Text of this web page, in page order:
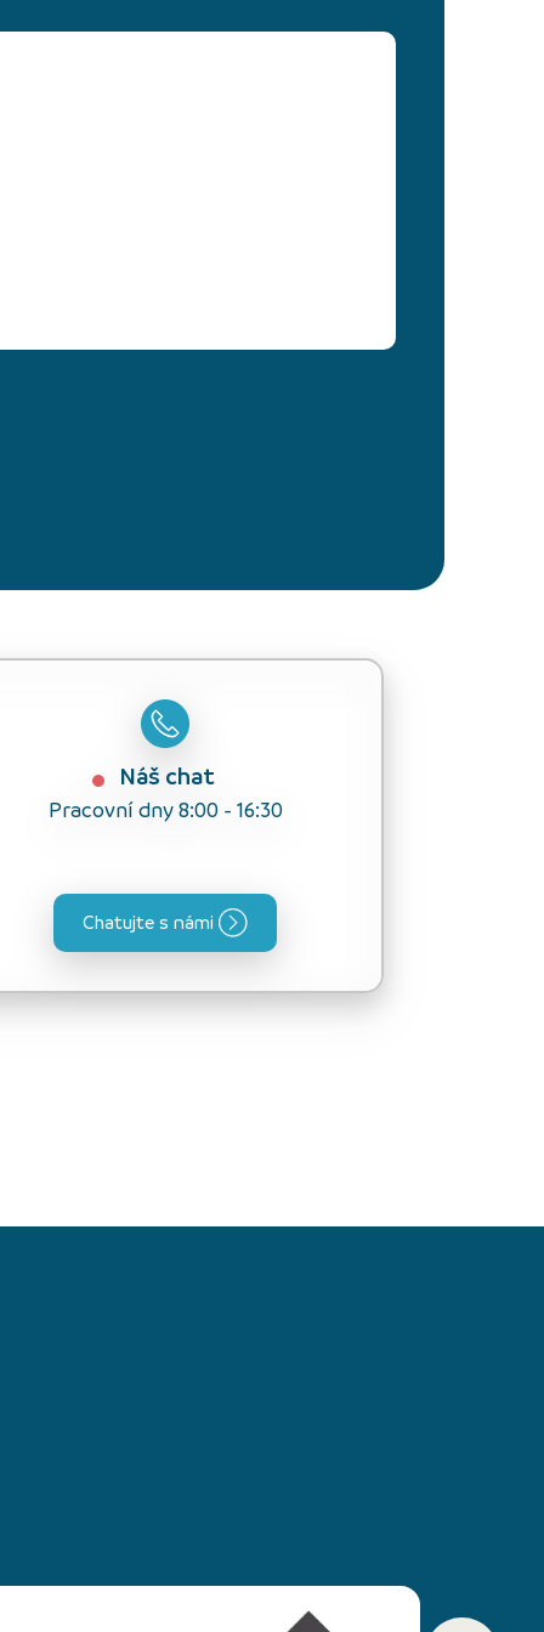
Náš chat
Pracovní dny 8:00 - 16:30
Chatujte s námi